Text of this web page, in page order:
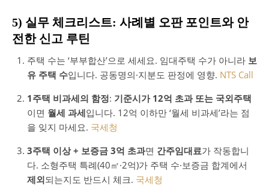
5) 실무 체크리스트: 사례별 오판 포인트와 안
전한 신고 루틴
주택 수는 ‘부부합산’으로 세세요. 임대주택 수가 아니라 보
유 주택 수입니다. 공동명의·지분도 판정에 영향. NTS Call
1주택 비과세의 함정: 기준시가 12억 초과 또는 국외주택
이면 월세 과세입니다. 12억 이하만 ‘월세 비과세’라는 점
을 잊지 마세요. 국세청
3주택 이상 + 보증금 3억 초과면 간주임대료가 작동합니
다. 소형주택 특례(40㎡·2억)가 주택 수·보증금 합계에서
제외되는지도 반드시 체크. 국세청